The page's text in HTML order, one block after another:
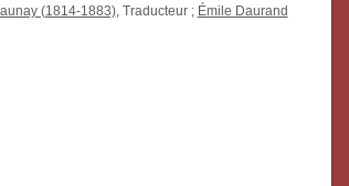
(1814-1883), Traducteur ; Émile Daurand